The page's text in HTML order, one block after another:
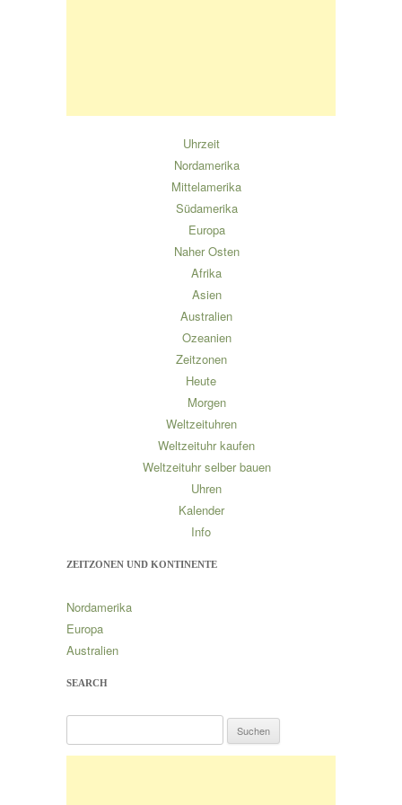
Uhrzeit
Nordamerika
Mittelamerika
Südamerika
Europa
Naher Osten
Afrika
Asien
Australien
Ozeanien
Zeitzonen
Heute
Morgen
Weltzeituhren
Weltzeituhr kaufen
Weltzeituhr selber bauen
Uhren
Kalender
Info
ZEITZONEN UND KONTINENTE
Nordamerika
Europa
Australien
SEARCH
u